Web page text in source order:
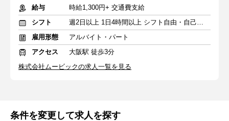
給与
時給1,300円+ 交通費支給
シフト
週2日以上 1日4時間以上 シフト自由・自己申告
雇用形態
アルバイト・パート
アクセス
大阪駅 徒歩3分
株式会社ムービックの求人一覧を見る
条件を変更して求人を探す